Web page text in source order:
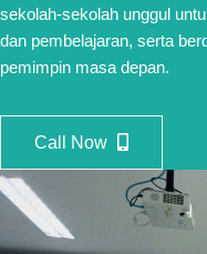
sekolah-sekolah unggul
dan pembelajaran, serta
pemimpin masa depan.
Call Now